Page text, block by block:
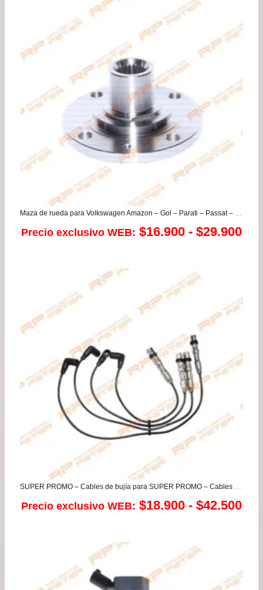
Maza de rueda para Volkswagen Amazon – Gol – Parati – Passat – Santana – Saveiro
Precio exclusivo WEB: $16.900 - $29.900
SUPER PROMO – Cables de bujía para SUPER PROMO – Cables de bujía para Volkswagen Fox – Gol G3 – G5 – G6 – Parati – Saveiro CFZ
Precio exclusivo WEB: $18.900 - $42.500